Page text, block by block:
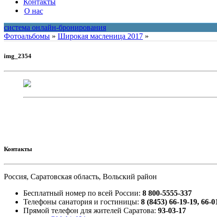
Контакты
О нас
система онлайн-бронирования
Фотоальбомы » Широкая масленица 2017 »
img_2354
Контакты
Россия, Саратовская область, Вольский район
Бесплатный номер по всей России: 8 800-5555-337
Телефоны санатория и гостиницы: 8 (8453) 66-19-19, 66-
Прямой телефон для жителей Саратова: 93-03-17